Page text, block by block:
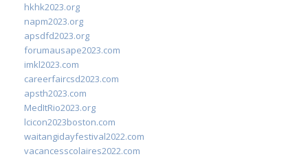
hkhk2023.org
napm2023.org
apsdfd2023.org
forumausape2023.com
imkl2023.com
careerfaircsd2023.com
apsth2023.com
MedItRio2023.org
lcicon2023boston.com
waitangidayfestival2022.com
vacancesscolaires2022.com